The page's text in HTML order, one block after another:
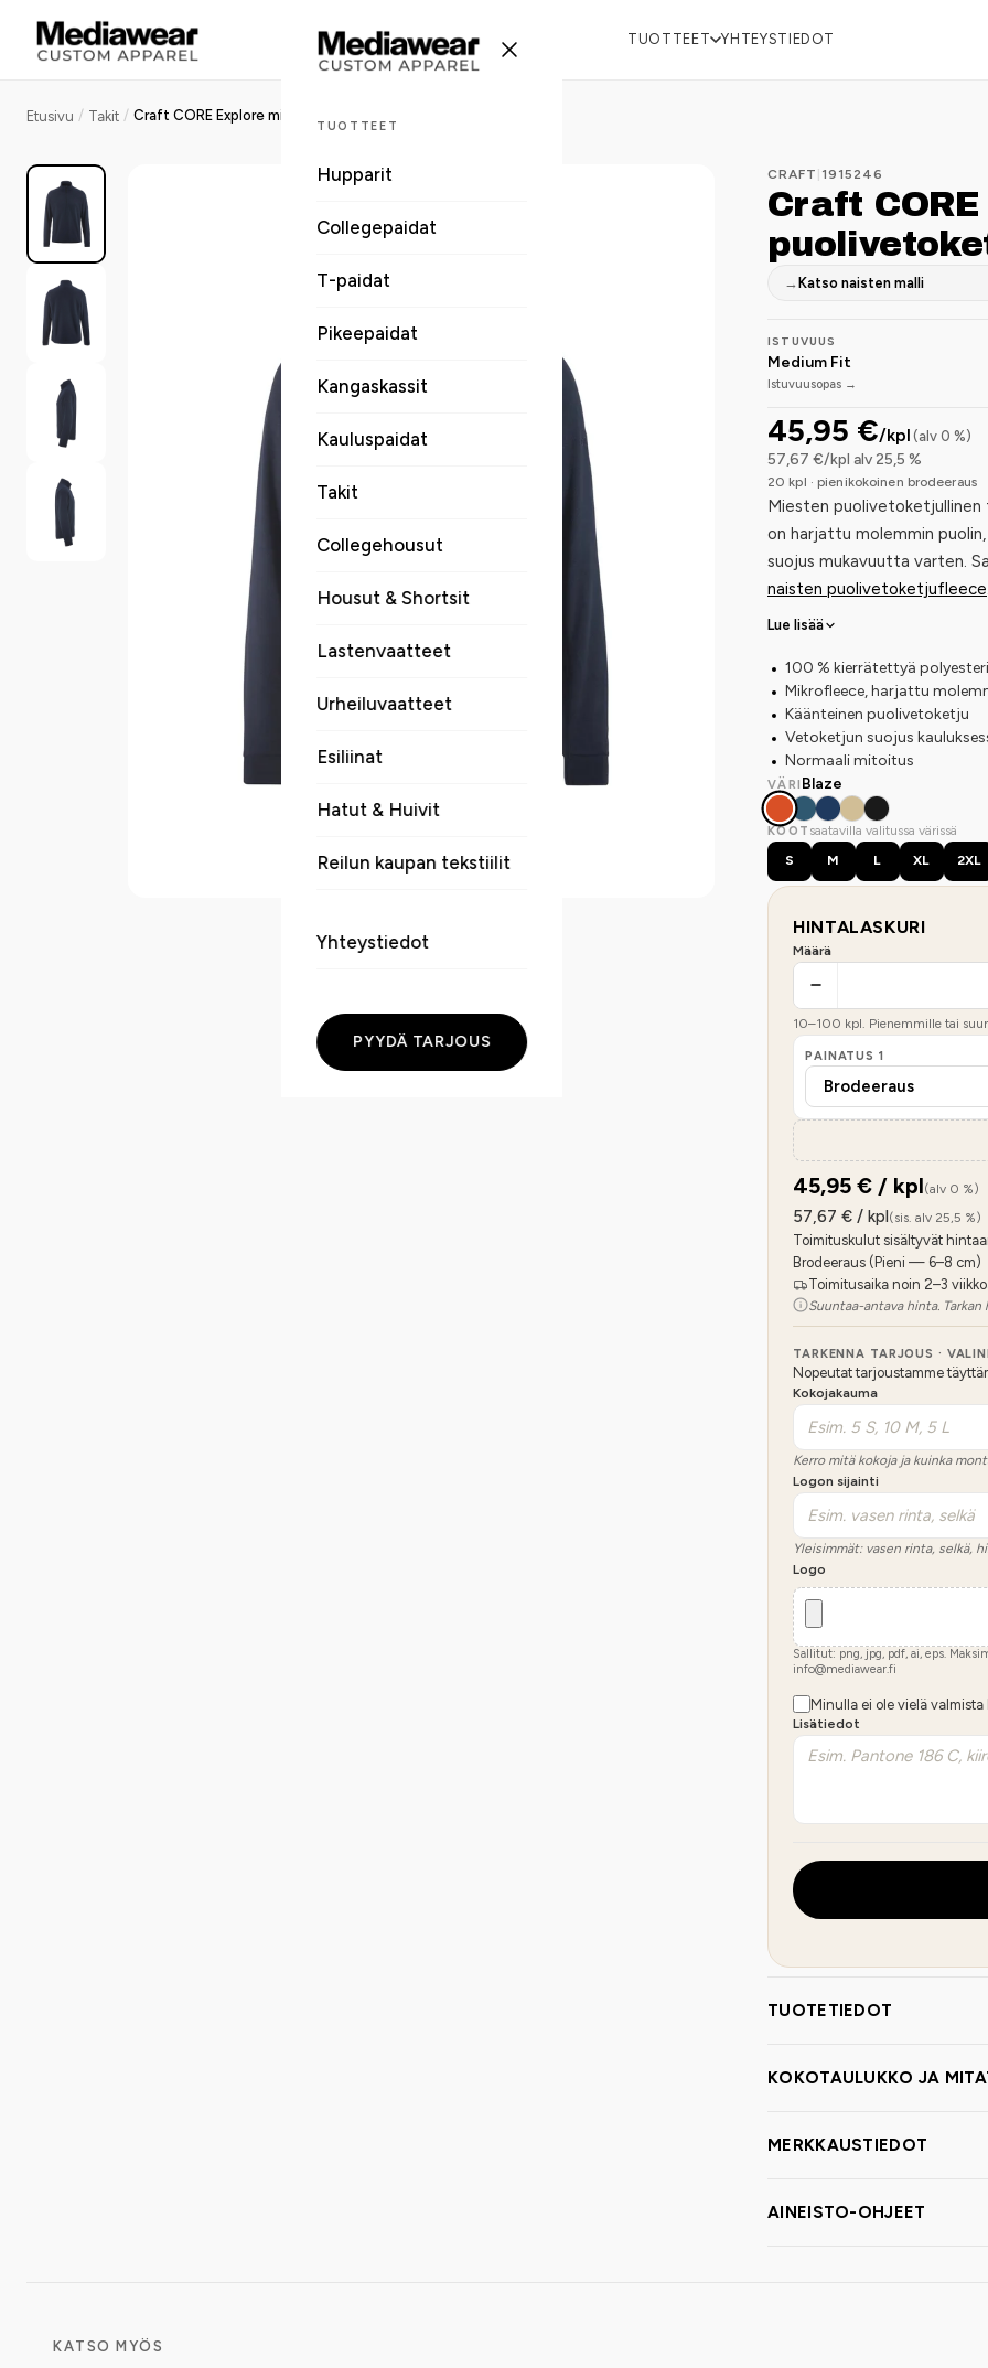
TUOTTEET YHTEYSTIEDOT
TUOTTEET
Hupparit
Collegepaidat
T-paidat
Pikeepaidat
Kangaskassit
Kauluspaidat
Takit
Collegehousut
Housut & Shortsit
Lastenvaatteet
Urheiluvaatteet
Esiliinat
Hatut & Huivit
Reilun kaupan tekstiilit
Yhteystiedot
PYYDÄ TARJOUS
Etusivu / Takit /
CRAFT 1915246
Craft
→ Katso naisten malli
ISTUVUUS
Medium Fit
Istuvuusopas →
45,95 €/kpl (alv 0 %)
57,67 €/kpl alv 25,5 %
20 kpl · pienikokoinen brodeeraus
Miesten
on harjattu molemmin
suojus mukavuutta varten.
naisten puolivetoketjufleece
Lue lisää
100 % kierrätettyä
Mikrofleece, harjattu
Käänteinen puolivetoketju
Vetoketjun suojus
Normaali mitoitus
VÄRI Blaze
KOOT saatavilla valitussa värissä
S
M L XL 2XL
HINTALASKURI
Määrä
10–100 kpl. Pienemmille tai
PAINATUS 1
45,95 € / kpl(alv 0 %)
57,67 € / kpl(sis. alv 25,5 %)
Toimituskulut sisältyvät
Brodeeraus (Pieni — 6–8 cm)
Toimitusaika noin 2–3
Suuntaa-antava hinta.
TARKENNA TARJOUS ·
Nopeutat tarjoustamme
Kokojakauma
Kerro mitä kokoja ja kuinka
Logon sijainti
Yleisimmät: vasen rinta, selkä,
Logo
Sallitut: png, jpg, pdf, ai, eps.
info@mediawear.fi
Minulla ei ole vielä valmista
Lisätiedot
TUOTETIEDOT
KOKOTAULUKKO JA
MERKKAUSTIEDOT
AINEISTO-OHJEET
KATSO MYÖS